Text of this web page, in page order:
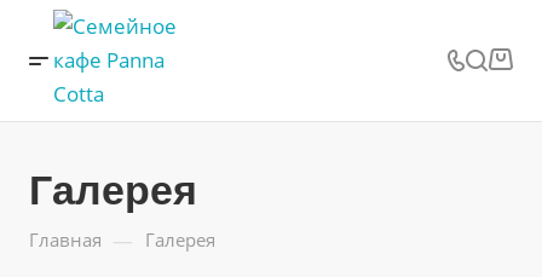
Галерея
Главная — Галерея